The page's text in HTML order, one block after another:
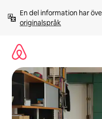
innehåll
En del information har
originalspråk